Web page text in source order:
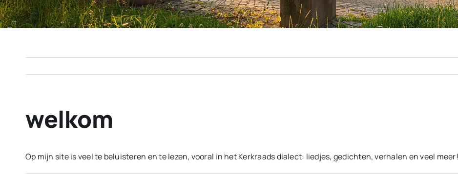
welkom
Op mijn site is veel te beluisteren en te lezen, vooral in het Kerkraads dialect: liedjes, gedichten, verhalen en veel meer!